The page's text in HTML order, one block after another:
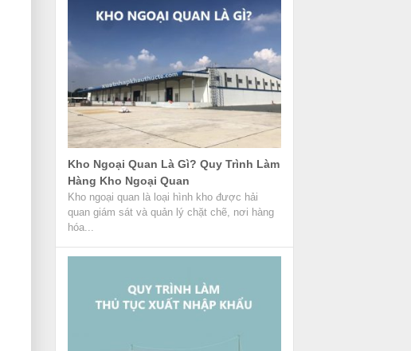
Kho Ngoại Quan Là Gì? Quy Trình Làm
Hàng Kho Ngoại Quan
Kho ngoại quan là loại hình kho được hải
quan giám sát và quản lý chặt chẽ, nơi hàng
hóa...